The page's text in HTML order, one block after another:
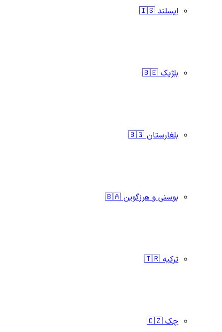
ایسلند 🇮🇸
بلژیک 🇧🇪
بلغارستان 🇧🇬
بوسنی و هرزگوین 🇧🇦
ترکیه 🇹🇷
چک 🇨🇿